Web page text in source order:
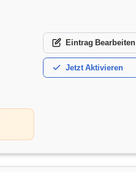
Eintrag Bearbeiten
Jetzt Aktivieren